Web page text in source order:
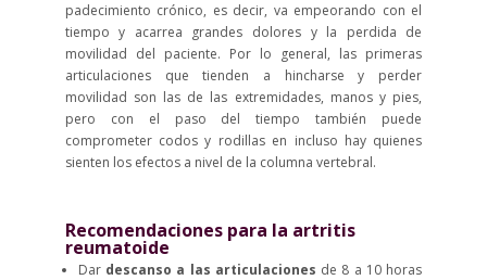
padecimiento crónico, es decir, va empeorando con el
tiempo y acarrea grandes dolores y la perdida de
movilidad del paciente. Por lo general, las primeras
articulaciones que tienden a hincharse y perder
movilidad son las de las extremidades, manos y pies,
pero con el paso del tiempo también puede
comprometer codos y rodillas en incluso hay quienes
sienten los efectos a nivel de la columna vertebral.
Recomendaciones para la artritis
reumatoide
Dar descanso a las articulaciones de 8 a 10 horas